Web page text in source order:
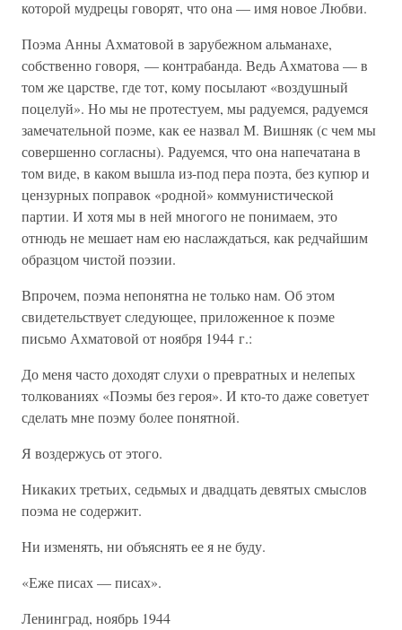
которой мудрецы говорят, что она — имя новое Любви.
Поэма Анны Ахматовой в зарубежном альманахе,
собственно говоря, — контрабанда. Ведь Ахматова — в
том же царстве, где тот, кому посылают «воздушный
поцелуй». Но мы не протестуем, мы радуемся, радуемся
замечательной поэме, как ее назвал М. Вишняк (с чем мы
совершенно согласны). Радуемся, что она напечатана в
том виде, в каком вышла из-под пера поэта, без купюр и
цензурных поправок «родной» коммунистической
партии. И хотя мы в ней многого не понимаем, это
отнюдь не мешает нам ею наслаждаться, как редчайшим
образцом чистой поэзии.
Впрочем, поэма непонятна не только нам. Об этом
свидетельствует следующее, приложенное к поэме
письмо Ахматовой от ноября 1944 г.:
До меня часто доходят слухи о превратных и нелепых
толкованиях «Поэмы без героя». И кто-то даже советует
сделать мне поэму более понятной.
Я воздержусь от этого.
Никаких третьих, седьмых и двадцать девятых смыслов
поэма не содержит.
Ни изменять, ни объяснять ее я не буду.
«Еже писах — писах».
Ленинград, ноябрь 1944